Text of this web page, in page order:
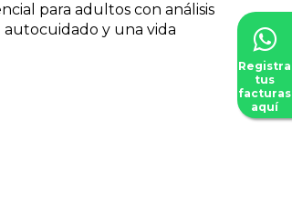
para adultos con análisis
y una vida
Registra
tus
facturas
aquí